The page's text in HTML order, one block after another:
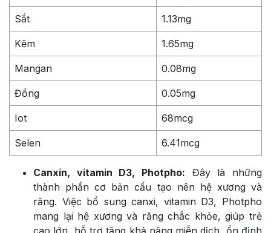
Sắt 1.13mg
Kẽm 1.65mg
Mangan 0.08mg
Đồng 0.05mg
Iot 68mcg
Selen 6.41mcg
Canxin, vitamin D3, Photpho: Đây là những
thành phần cơ bản cấu tạo nên hệ xương và
răng. Việc bổ sung canxi, vitamin D3, Photpho
mang lại hệ xương và răng chắc khỏe, giúp trẻ